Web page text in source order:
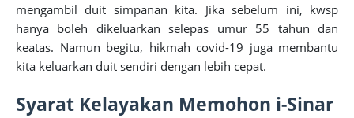
mengambil duit simpanan kita. Jika sebelum ini, kwsp
hanya boleh dikeluarkan selepas umur 55 tahun dan
keatas. Namun begitu, hikmah covid-19 juga membantu
kita keluarkan duit sendiri dengan lebih cepat.
Syarat Kelayakan Memohon i-Sinar